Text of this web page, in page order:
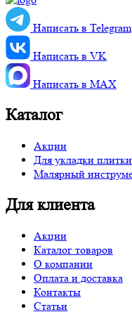
Написать в Telegram
Написать в VK
Написать в MАХ
Каталог
Акции
Для укладки плитки
Малярный
Для клиента
Акции
Каталог товаров
О компании
Оплата и доставка
Контакты
Статьи